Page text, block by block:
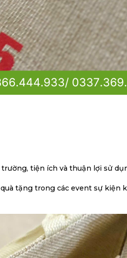
tiện ích và thuận lợi sử
tặng trong các event sự kiện